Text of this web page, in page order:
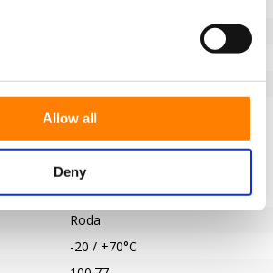
Allow all
Deny
rodagem 80° Shore A
Pneu elástico de borracha
propriedades de absorção de
choques e baixa resistência ao
rolamento.
Roda
-20 / +70°C